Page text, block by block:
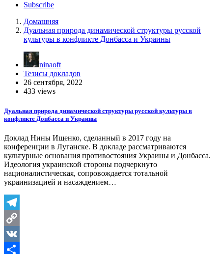
Subscribe
Домашняя
Дуальная природа динамической структуры русской
культуры в конфликте Донбасса и Украины
ninaoft
Тезисы докладов
26 сентября, 2022
433 views
Дуальная природа динамической структуры русской культуры в
конфликте Донбасса и Украины
Доклад Нины Ищенко, сделанный в 2017 году на
конференции в Луганске. В докладе рассматриваются
культурные основания противостояния Украины и Донбасса.
Идеология украинской стороны подчеркнуто
националистическая, сопровождается тотальной
украинизацией и насаждением…
Telegram
Copy
Link
VK